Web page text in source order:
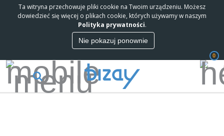
Ta witryna przechowuje pliki cookie na Twoim urządzeniu. Możesz
dowiedzieć się więcej o plikach cookie, których używamy w naszym
Polityka prywatności.
Nie pokazuj ponownie
0